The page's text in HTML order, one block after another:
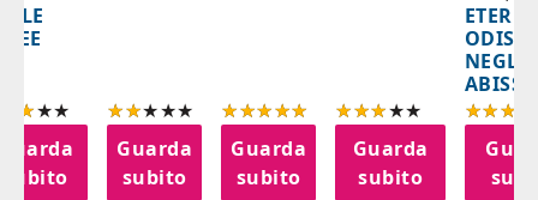
subito
Guarda
subito
Guarda
subito
Guarda
subito
NEGLI
ABISSI